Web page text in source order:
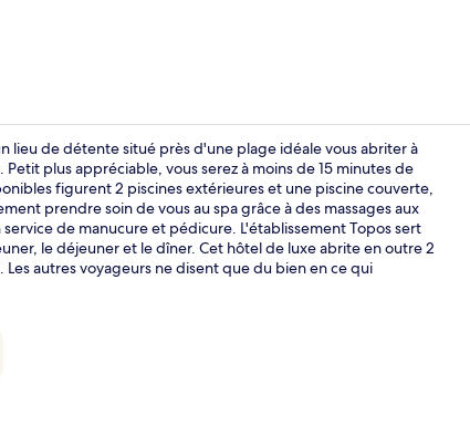
Suite |
lieu de détente situé près d'une plage idéale vous abriter à
plus appréciable, vous serez à moins de 15 minutes de
figurent 2 piscines extérieures et une piscine couverte,
prendre soin de vous au spa grâce à des massages aux
de manucure et pédicure. L'établissement Topos sert
le déjeuner et le dîner. Cet hôtel de luxe abrite en outre 2
autres voyageurs ne disent que du bien en ce qui